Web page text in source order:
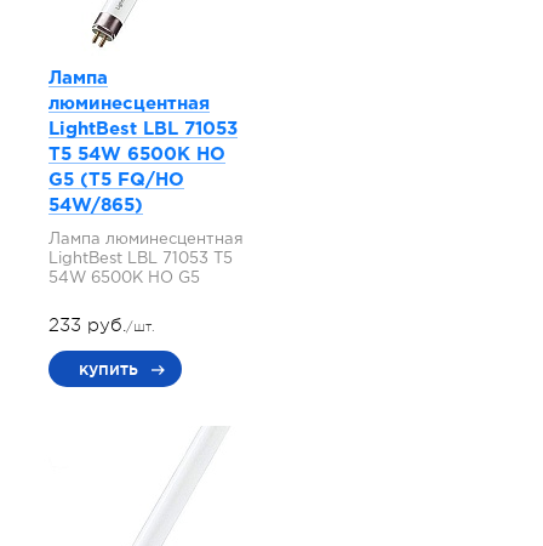
Лампа
люминесцентная
LightBest LBL 71053
T5 54W 6500K HO
G5 (T5 FQ/HO
54W/865)
Лампа люминесцентная
LightBest LBL 71053 T5
54W 6500K HO G5
233 руб./шт.
купить